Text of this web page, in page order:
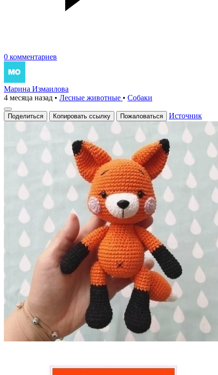
0 комментариев
Марина Измаилова
4 месяца назад • Лесные животные • Собаки
Поделиться Копировать ссылку Пожаловаться Источник